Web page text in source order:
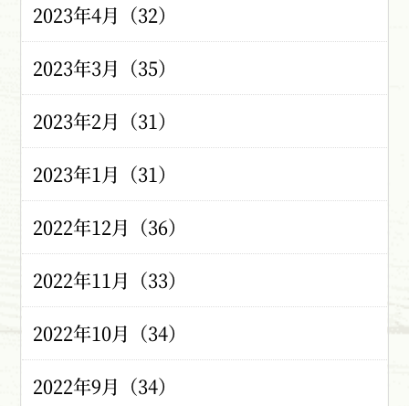
2023年4月（32）
2023年3月（35）
2023年2月（31）
2023年1月（31）
2022年12月（36）
2022年11月（33）
2022年10月（34）
2022年9月（34）